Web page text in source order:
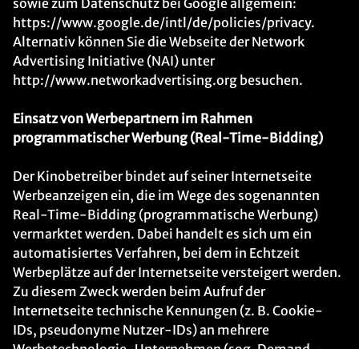
sowie zum Datenschutz bei Google allgemein:
https://www.google.de/intl/de/policies/privacy.
Alternativ können Sie die Webseite der Network
Advertising Initiative (NAI) unter
http://www.networkadvertising.org besuchen.
Einsatz von Werbepartnern im Rahmen
programmatischer Werbung (Real-Time-Bidding)
Der Kinobetreiber bindet auf seiner Internetseite
Werbeanzeigen ein, die im Wege des sogenannten
Real-Time-Bidding (programmatische Werbung)
vermarktet werden. Dabei handelt es sich um ein
automatisiertes Verfahren, bei dem in Echtzeit
Werbeplätze auf der Internetseite versteigert werden.
Zu diesem Zweck werden beim Aufruf der
Internetseite technische Kennungen (z. B. Cookie-
IDs, pseudonyme Nutzer-IDs) an mehrere